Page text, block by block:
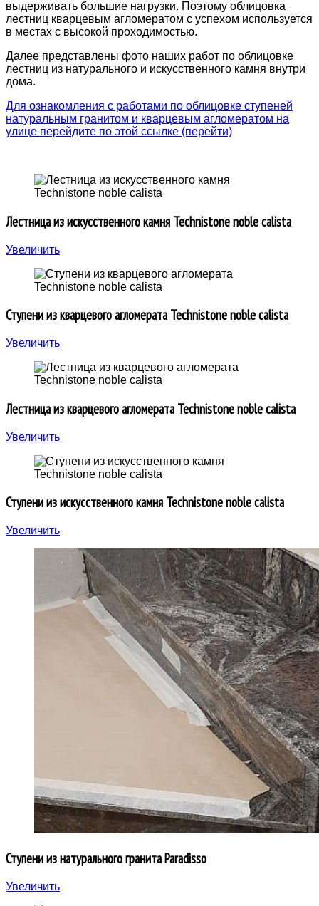
выдерживать большие нагрузки. Поэтому облицовка
лестниц кварцевым агломератом с успехом используется
в местах с высокой проходимостью.
Далее представлены фото наших работ по облицовке
лестниц из натурального и искусственного камня внутри
дома.
Для ознакомления с работами по облицовке ступеней
натуральным гранитом и кварцевым агломератом на
улице перейдите по этой ссылке (перейти)
Лестница из искусственного камня Technistone noble calista
Увеличить
Ступени из кварцевого агломерата Technistone noble calista
Увеличить
Лестница из кварцевого агломерата Technistone noble calista
Увеличить
Ступени из искусственного камня Technistone noble calista
Увеличить
Ступени из натурального гранита Paradisso
Увеличить